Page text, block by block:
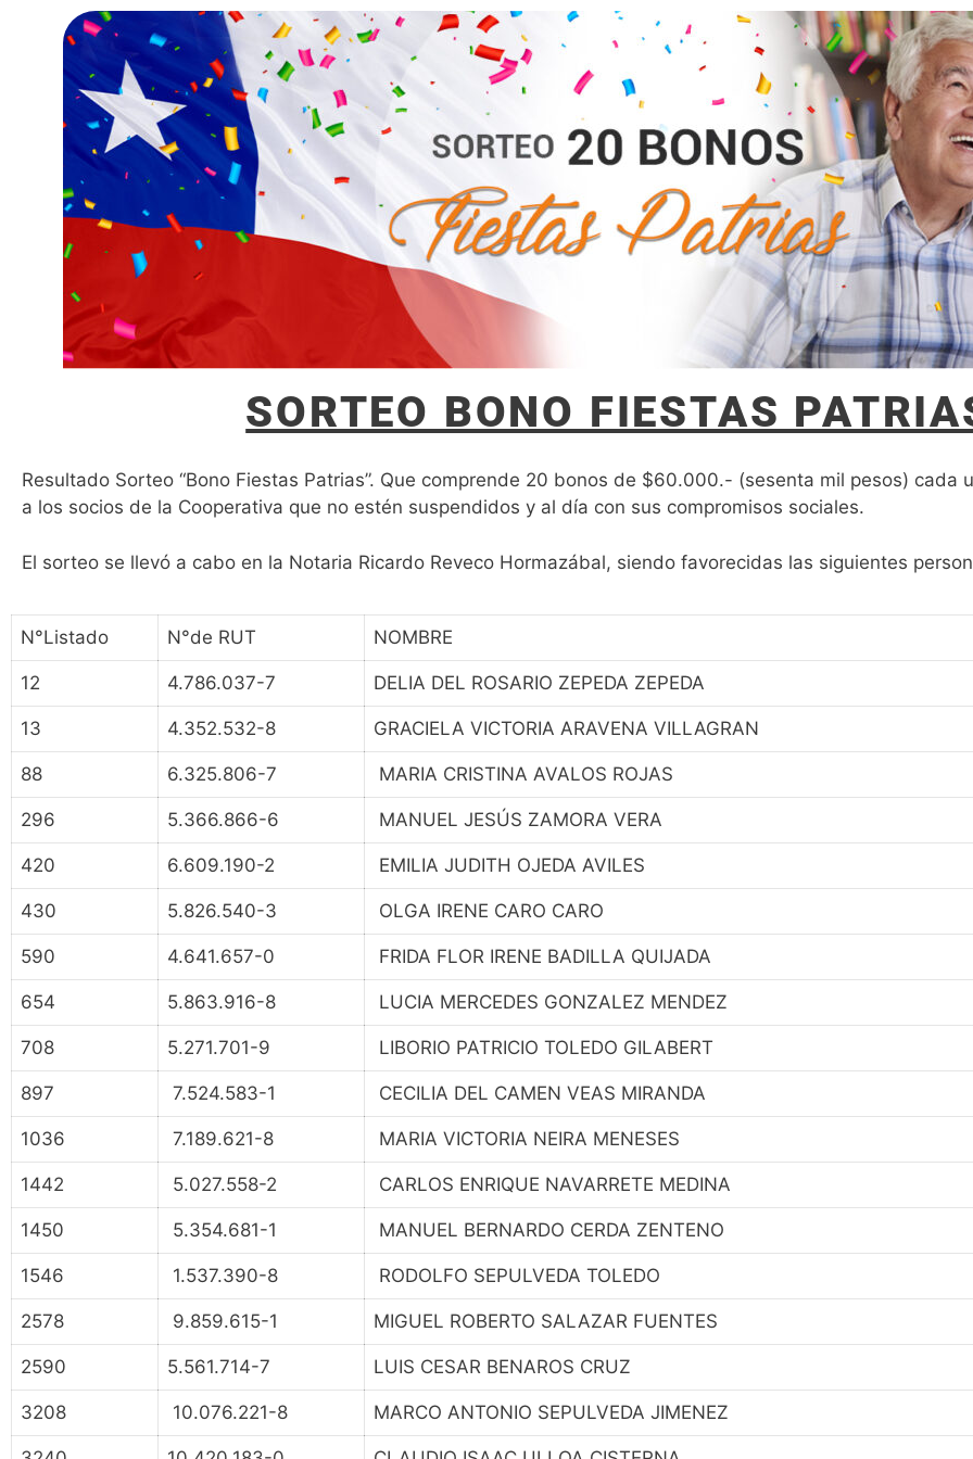
SORTEO BONO FIESTAS
Resultado Sorteo “Bono Fiestas Patrias”. Que comprende 20 bonos de $60.000.- (sesenta mil pesos) cada
a los socios de la Cooperativa que no estén suspendidos y al día con sus compromisos sociales.
El sorteo se llevó a cabo en la Notaria Ricardo Reveco Hormazábal, siendo favorecidas las siguientes
N°Listado N°de RUT NOMBRE
12 4.786.037-7 DELIA DEL ROSARIO ZEPEDA ZEPEDA
13 4.352.532-8 GRACIELA VICTORIA ARAVENA VILLAGRAN
88 6.325.806-7 MARIA CRISTINA AVALOS ROJAS
296 5.366.866-6 MANUEL JESÚS ZAMORA VERA
420 6.609.190-2 EMILIA JUDITH OJEDA AVILES
430 5.826.540-3 OLGA IRENE CARO CARO
590 4.641.657-0 FRIDA FLOR IRENE BADILLA QUIJADA
654 5.863.916-8 LUCIA MERCEDES GONZALEZ MENDEZ
708 5.271.701-9 LIBORIO PATRICIO TOLEDO GILABERT
897 7.524.583-1 CECILIA DEL CAMEN VEAS MIRANDA
1036 7.189.621-8 MARIA VICTORIA NEIRA MENESES
1442 5.027.558-2 CARLOS ENRIQUE NAVARRETE MEDINA
1450 5.354.681-1 MANUEL BERNARDO CERDA ZENTENO
1546 1.537.390-8 RODOLFO SEPULVEDA TOLEDO
2578 9.859.615-1 MIGUEL ROBERTO SALAZAR FUENTES
2590 5.561.714-7 LUIS CESAR BENAROS CRUZ
3208 10.076.221-8 MARCO ANTONIO SEPULVEDA JIMENEZ